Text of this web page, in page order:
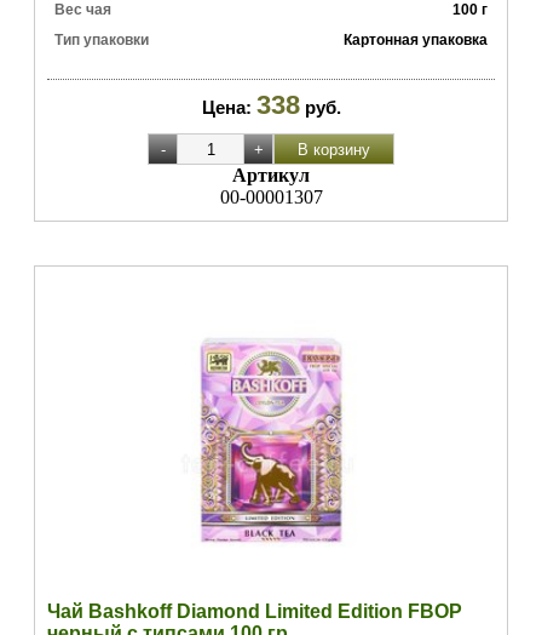
Вес чая
100 г
Тип упаковки
Картонная упаковка
Цена: 338 руб.
Артикул
00-00001307
Чай Bashkoff Diamond Limited Edition FBOP